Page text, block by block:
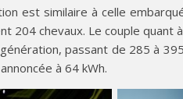
est similaire à celle
204 chevaux. Le couple
passant de 285 à
à 64 kWh.